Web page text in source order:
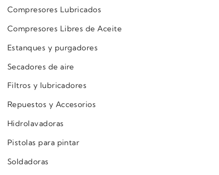
Compresores Lubricados
Compresores Libres de Aceite
Estanques y purgadores
Secadores de aire
Filtros y lubricadores
Repuestos y Accesorios
Hidrolavadoras
Pistolas para pintar
Soldadoras